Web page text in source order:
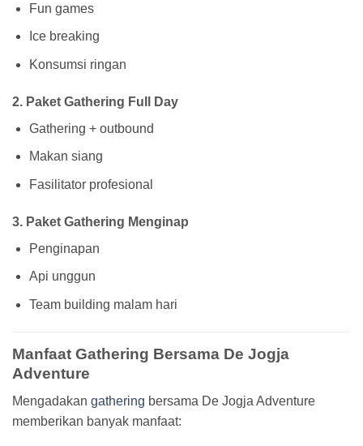
Fun games
Ice breaking
Konsumsi ringan
2. Paket Gathering Full Day
Gathering + outbound
Makan siang
Fasilitator profesional
3. Paket Gathering Menginap
Penginapan
Api unggun
Team building malam hari
Manfaat Gathering Bersama De Jogja
Adventure
Mengadakan gathering bersama De Jogja Adventure
memberikan banyak manfaat: